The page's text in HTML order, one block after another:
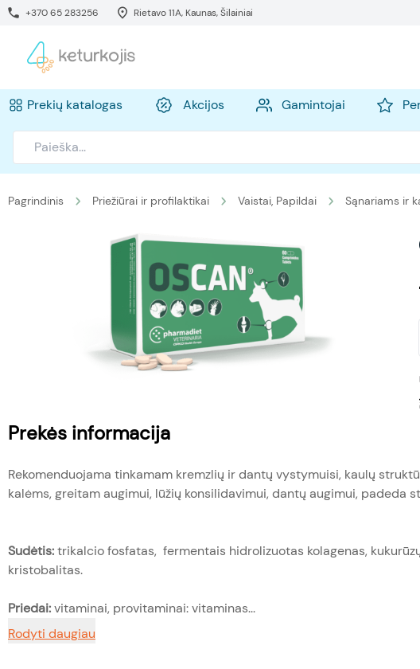
+370 65 283256 Rietavo 11A, Kaunas, Šilainiai
Prekių katalogas Akcijos Gamintojai
Pagrindinis Priežiūrai ir profilaktikai Vaistai, Papildai Sąnariams ir
Prekės informacija
Rekomenduojama tinkamam kremzlių ir dantų vystymuisi, kaulų
kalėms, greitam augimui, lūžių konsilidavimui, dantų augimui, padeda
Sudėtis:trikalcio fosfatas, fermentais hidrolizuotas kolagenas,
kristobalitas.
Priedai:vitaminai, provitaminai: vitaminas...
Rodyti daugiau